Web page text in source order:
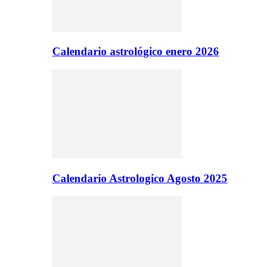
Calendario astrológico enero 2026
Calendario Astrologico Agosto 2025